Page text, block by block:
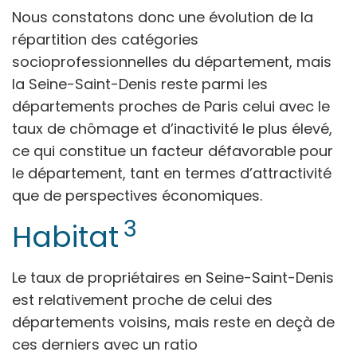
Nous constatons donc une évolution de la
répartition des catégories
socioprofessionnelles du département, mais
la Seine-Saint-Denis reste parmi les
départements proches de Paris celui avec le
taux de chômage et d’inactivité le plus élevé,
ce qui constitue un facteur défavorable pour
le département, tant en termes d’attractivité
que de perspectives économiques.
Habitat 3
Le taux de propriétaires en Seine-Saint-Denis
est relativement proche de celui des
départements voisins, mais reste en deçà de
ces derniers avec un ratio